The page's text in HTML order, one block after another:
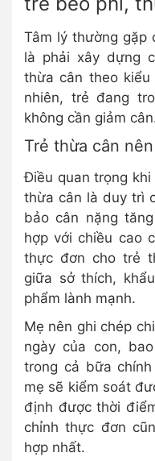
Tâm lý thường gặp
là phải xây dựng
thừa cân theo kiểu
nhiên, trẻ đang
không cần giảm
Trẻ thừa cân
Điều quan trọng
thừa cân là duy trì
bảo cân nặng
hợp với chiều cao
thực đơn cho trẻ
giữa sở thích,
phẩm lành mạnh.
Mẹ nên ghi chép
ngày của con,
trong cả bữa
mẹ sẽ kiểm soát
định được thời
chỉnh thực đơn
hợp nhất.